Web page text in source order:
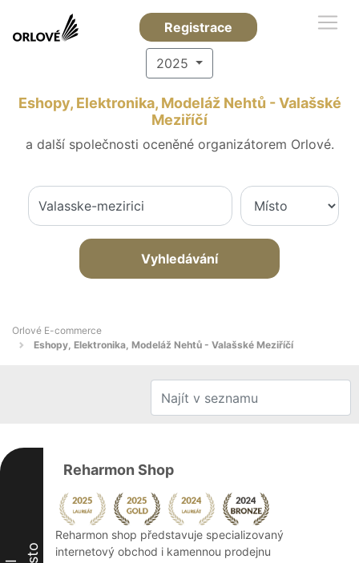
Registrace
2025
Eshopy, Elektronika, Modeláž Nehtů - Valašské
Meziříčí
a další společnosti oceněné organizátorem Orlové.
Vyhledávání
Orlové E-commerce
Eshopy, Elektronika, Modeláž Nehtů - Valašské Meziříčí
I
Reharmon Shop
Reharmon shop představuje specializovaný
internetový obchod i kamennou prodejnu